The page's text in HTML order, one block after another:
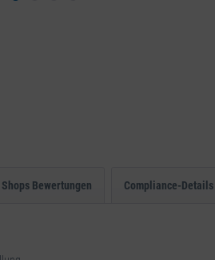
Bewertungen Compliance-